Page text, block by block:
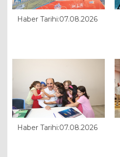
Haber Tarihi:07.08.2026
Haber Tarihi:07.08.2026